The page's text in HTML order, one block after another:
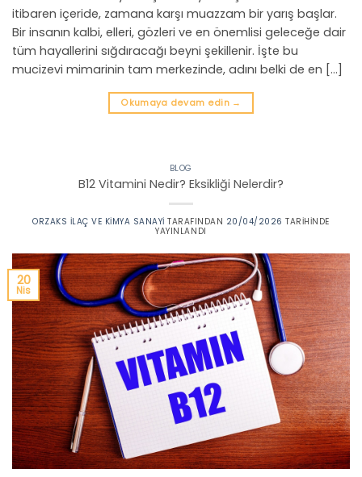
itibaren içeride, zamana karşı muazzam bir yarış başlar.
Bir insanın kalbi, elleri, gözleri ve en önemlisi geleceğe dair
tüm hayallerini sığdıracağı beyni şekillenir. İşte bu
mucizevi mimarinin tam merkezinde, adını belki de en […]
Okumaya devam edin →
BLOG
B12 Vitamini Nedir? Eksikliği Nelerdir?
ORZAKS İLAÇ VE KIMYA SANAYI TARAFINDAN 20/04/2026 TARIHINDE
YAYINLANDI
20
Nis